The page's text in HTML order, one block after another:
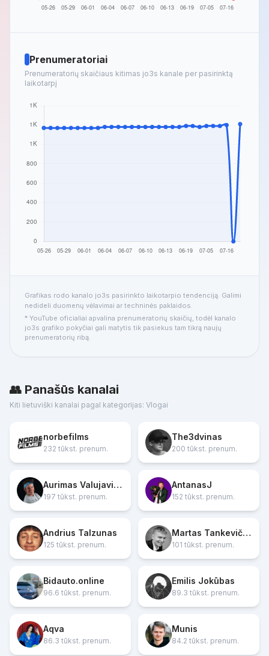
Prenumeratoriai
Prenumeratorių skaičiaus kitimas jo3s kanale per pasirinktą
laikotarpį
Grafikas rodo kanalo jo3s pasirinkto laikotarpio tendenciją. Galimi
nedideli duomenų vėlavimai ar techninės paklaidos.
* YouTube oficialiai apvalina prenumeratorių skaičių, todėl kanalo
jo3s grafiko pokyčiai gali matytis tik pasiekus tam tikrą naujų
prenumeratorių ribą.
👥 Panašūs kanalai
Kiti lietuviški kanalai pagal kategorijas: Vlogai
norbefilms
232 tūkst. prenum.
The3dvinas
200 tūkst. prenum.
Aurimas Valujavičius
197 tūkst. prenum.
AntanasJ
152 tūkst. prenum.
Andrius Talzunas
125 tūkst. prenum.
Martas Tankevičius
101 tūkst. prenum.
Bidauto.online
96.6 tūkst. prenum.
Emilis Jokūbas
89.3 tūkst. prenum.
Aqva
86.3 tūkst. prenum.
Munis
84.2 tūkst. prenum.